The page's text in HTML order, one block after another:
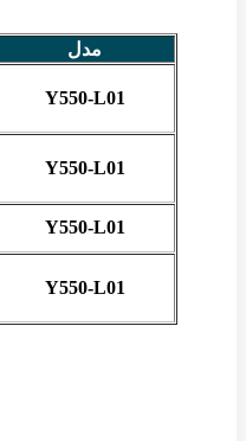
مدل
Y550-L01
Y550-L01
Y550-L01
Y550-L01